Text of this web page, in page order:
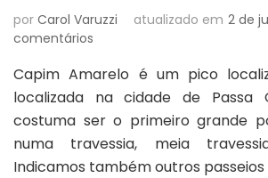
por Carol Varuzzi atualizado em 2 de
comentários
Amarelo
portal
Serra
fina
Capim Amarelo é um pico
localizada na cidade de Passa
costuma ser o primeiro grande
numa travessia, meia
Indicamos também outros